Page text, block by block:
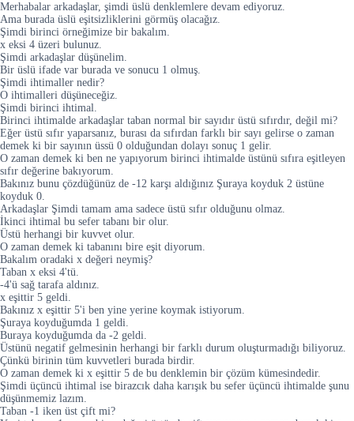
Merhabalar arkadaşlar, şimdi üslü denklemlere devam ediyoruz.
Ama burada üslü eşitsizliklerini görmüş olacağız.
Şimdi birinci örneğimize bir bakalım.
x eksi 4 üzeri bulunuz.
Şimdi arkadaşlar düşünelim.
Bir üslü ifade var burada ve sonucu 1 olmuş.
Şimdi ihtimaller nedir?
O ihtimalleri düşüneceğiz.
Şimdi birinci ihtimal.
Birinci ihtimalde arkadaşlar taban normal bir sayıdır üstü sıfırdır, değil mi?
Eğer üstü sıfır yaparsanız, burası da sıfırdan farklı bir sayı gelirse o zaman
demek ki bir sayının üssü 0 olduğundan dolayı sonuç 1 gelir.
O zaman demek ki ben ne yapıyorum birinci ihtimalde üstünü sıfıra eşitleyen
sıfır değerine bakıyorum.
Bakınız bunu çözdüğünüz de -12 karşı aldığınız Şuraya koyduk 2 üstüne
koyduk 0.
Arkadaşlar Şimdi tamam ama sadece üstü sıfır olduğunu olmaz.
İkinci ihtimal bu sefer tabanı bir olur.
Üstü herhangi bir kuvvet olur.
O zaman demek ki tabanını bire eşit diyorum.
Bakalım oradaki x değeri neymiş?
Taban x eksi 4'tü.
-4'ü sağ tarafa aldınız.
x eşittir 5 geldi.
Bakınız x eşittir 5'i ben yine yerine koymak istiyorum.
Şuraya koyduğumda 1 geldi.
Buraya koyduğumda da -2 geldi.
Üstünü negatif gelmesinin herhangi bir farklı durum oluşturmadığı biliyoruz.
Çünkü birinin tüm kuvvetleri burada birdir.
O zaman demek ki x eşittir 5 de bu denklemin bir çözüm kümesindedir.
Şimdi üçüncü ihtimal ise birazcık daha karışık bu sefer üçüncü ihtimalde şunu
düşünmemiz lazım.
Taban -1 iken üst çift mi?